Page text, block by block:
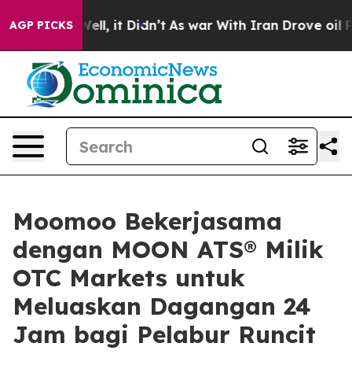
AGP PICKS
40%. Well, it Didn’t As war With Iran Drove oil
Moomoo Bekerjasama
dengan MOON ATS® Milik
OTC Markets untuk
Meluaskan Dagangan 24
Jam bagi Pelabur Runcit